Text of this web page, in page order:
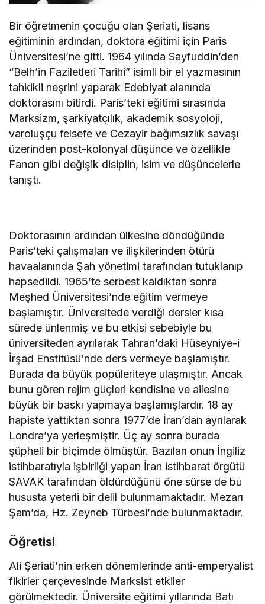
Bir öğretmenin çocuğu olan Şeriati, lisans
eğitiminin ardından, doktora eğitimi için Paris
Üniversitesi’ne gitti. 1964 yılında Sayfuddin’den
“Belh’in Faziletleri Tarihi” isimli bir el yazmasının
tahkikli neşrini yaparak Edebiyat alanında
doktorasını bitirdi. Paris’teki eğitimi sırasında
Marksizm, şarkiyatçılık, akademik sosyoloji,
varoluşçu felsefe ve Cezayir bağımsızlık savaşı
üzerinden post-kolonyal düşünce ve özellikle
Fanon gibi değişik disiplin, isim ve düşüncelerle
tanıştı.
Doktorasının ardından ülkesine döndüğünde
Paris’teki çalışmaları ve ilişkilerinden ötürü
havaalanında Şah yönetimi tarafından tutuklanıp
hapsedildi. 1965’te serbest kaldıktan sonra
Meşhed Üniversitesi’nde eğitim vermeye
başlamıştır. Üniversitede verdiği dersler kısa
sürede ünlenmiş ve bu etkisi sebebiyle bu
üniversiteden ayrılarak Tahran’daki Hüseyniye-i
İrşad Enstitüsü’nde ders vermeye başlamıştır.
Burada da büyük popüleriteye ulaşmıştır. Ancak
bunu gören rejim güçleri kendisine ve ailesine
büyük bir baskı yapmaya başlamışlardır. 18 ay
hapiste yattıktan sonra 1977’de İran’dan ayrılarak
Londra’ya yerleşmiştir. Üç ay sonra burada
şüpheli bir biçimde ölmüştür. Bazıları onun İngiliz
istihbaratıyla işbirliği yapan İran istihbarat örgütü
SAVAK tarafından öldürdüğünü öne sürse de bu
hususta yeterli bir delil bulunmamaktadır. Mezarı
Şam’da, Hz. Zeyneb Türbesi’nde bulunmaktadır.
Öğretisi
Ali Şeriati’nin erken dönemlerinde anti-emperyalist
fikirler çerçevesinde Marksist etkiler
görülmektedir. Üniversite eğitimi yıllarında Batı